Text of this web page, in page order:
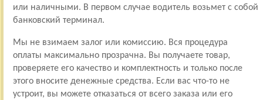
или наличными. В первом случае водитель возьмет с собой
банковский терминал.
Мы не взимаем залог или комиссию. Вся процедура
оплаты максимально прозрачна. Вы получаете товар,
проверяете его качество и комплектность и только после
этого вносите денежные средства. Если вас что-то не
устроит, вы можете отказаться от всего заказа или его